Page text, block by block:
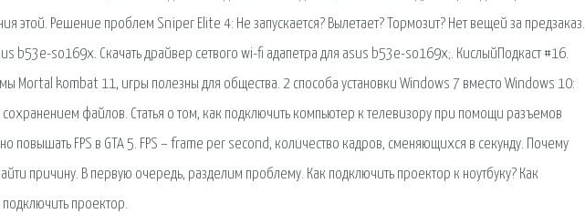
этой. Решение проблем Sniper Elite 4: Не запускается? Вылетает? Тормозит? Нет вещей за предзаказ.
b53e-so169x. Скачать драйвер сетвого wi-fi адапетра для asus b53e-so169x;. КислыйПодкаст #16.
Mortal kombat 11, игры полезны для общества. 2 способа установки Windows 7 вместо Windows 10:
сохранением файлов. Статья о том, как подключить компьютер к телевизору при помощи разъемов
повышать FPS в GTA 5. FPS – frame per second, количество кадров, сменяющихся в секунду. Почему
причину. В первую очередь, разделим проблему. Как подключить проектор к ноутбуку? Как
проектор.